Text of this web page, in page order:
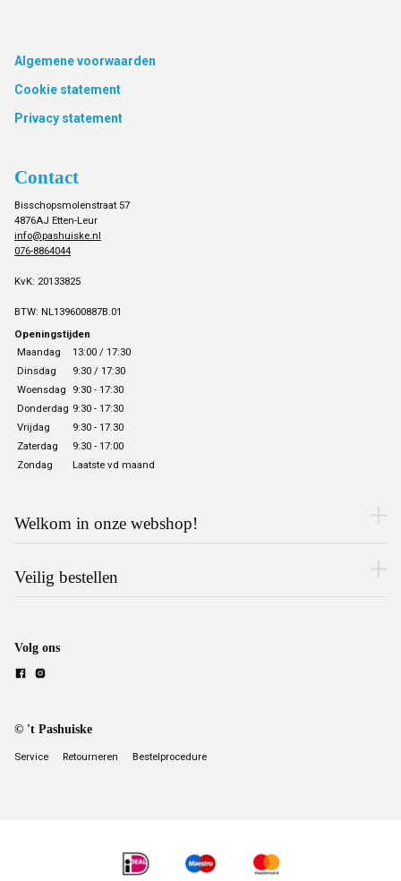
Footer
Algemene voorwaarden
Cookie statement
Privacy statement
Contact
Bisschopsmolenstraat 57
4876AJ Etten-Leur
info@pashuiske.nl
076-8864044
KvK: 20133825
BTW: NL139600887B.01
Openingstijden
Maandag
13:00 / 17:30
Dinsdag
9:30 / 17:30
Woensdag
9:30 - 17:30
Donderdag 9:30 - 17:30
Vrijdag
9:30 - 17.30
Zaterdag
9:30 - 17:00
Zondag
Laatste vd maand
Welkom in onze webshop!
Veilig bestellen
Volg ons
© 't Pashuiske
Service Retourneren Bestelprocedure